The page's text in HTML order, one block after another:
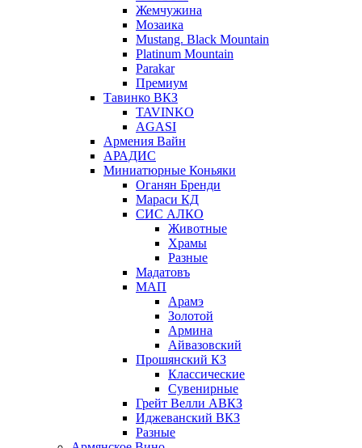
Жемчужина
Мозаика
Mustang. Black Mountain
Platinum Mountain
Parakar
Премиум
Тавинко ВКЗ
TAVINKO
AGASI
Армения Вайн
АРАДИС
Миниатюрные Коньяки
Оганян Бренди
Мараси КД
СИС АЛКО
Животные
Храмы
Разные
Мадатовъ
МАП
Арамэ
Золотой
Армина
Айвазовский
Прошянский КЗ
Классические
Сувенирные
Грейт Велли АВКЗ
Иджеванский ВКЗ
Разные